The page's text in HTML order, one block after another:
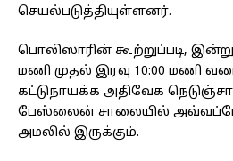
செயல்படுத்தியுள்ளனர்.
பொலிஸாரின் கூற்றுப்படி,
மணி முதல் இரவு 10:00 மணி
கட்டுநாயக்க அதிவேக
பேஸ்லைன் சாலையில்
அமலில் இருக்கும்.